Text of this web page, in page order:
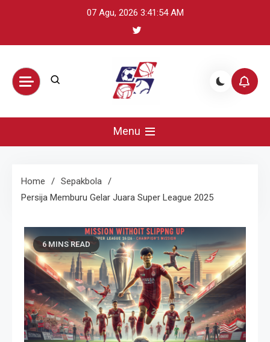
07 Agu, 2026 3:41:55 AM
BikeUniverse –
Sorotan
Olahraga
Harian,
Statistik &
Event Besar
perkembangan olahraga global: update
skor, berita atlet, preview pertandingan,
Menu
Home
Sepakbola
Persija Memburu Gelar Juara Super League 2025
6 MINS READ